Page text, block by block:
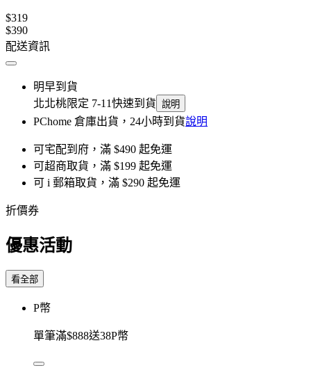
$319
$390
配送資訊
明早到貨
北北桃限定 7-11快速到貨 說明
PChome 倉庫出貨，24小時到貨說明
可宅配到府，滿 $490 起免運
可超商取貨，滿 $199 起免運
可 i 郵箱取貨，滿 $290 起免運
折價券
優惠活動
看全部
P幣
單筆滿$888送38P幣